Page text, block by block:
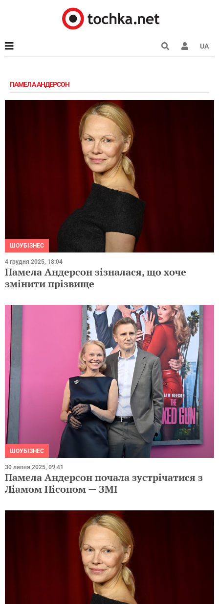
UA
ПАМЕЛА АНДЕРСОН
ШОУБІЗНЕС
4 грудня 2025, 18:04
Памела Андерсон зізналася, що хоче
змінити прізвище
ШОУБІЗНЕС
30 липня 2025, 09:41
Памела Андерсон почала зустрічатися з
Ліамом Нісоном — ЗМІ